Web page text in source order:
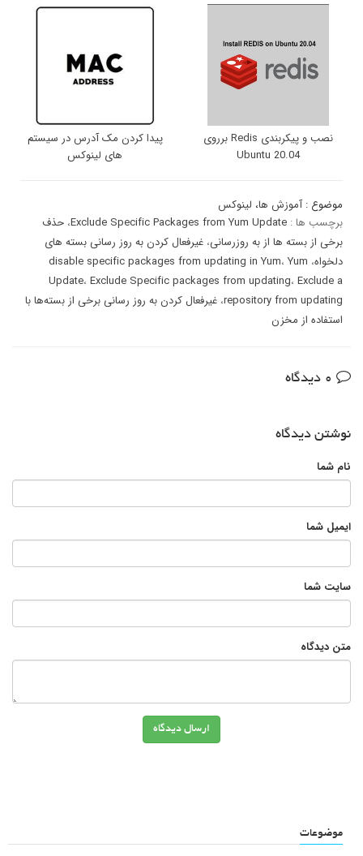
نصب و پیکربندی Redis برروی
Ubuntu 20.04
پیدا کردن مک آدرس در سیستم
های لینوکس
موضوع :آموزش ها، لینوکس
برچسب ها : Exclude Specific Packages from Yum Update، حذف
برخی از بسته ها از به روزرسانی، غیرفعال کردن به روز رسانی بسته های
دلخواه، disable specific packages from updating in Yum، Yum
Update، Exclude Specific packages from updating، Exclude a
repository from updating، غیرفعال کردن به روز رسانی برخی از بسته‌ها با
استفاده از مخزن
نوشتن دیدگاه
نام شما
ایمیل شما
سایت شما
متن دیدگاه
ارسال دیدگاه
موضوعات